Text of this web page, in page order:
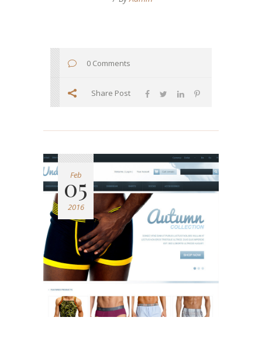
0 Comments
Share Post
Feb
05
2016